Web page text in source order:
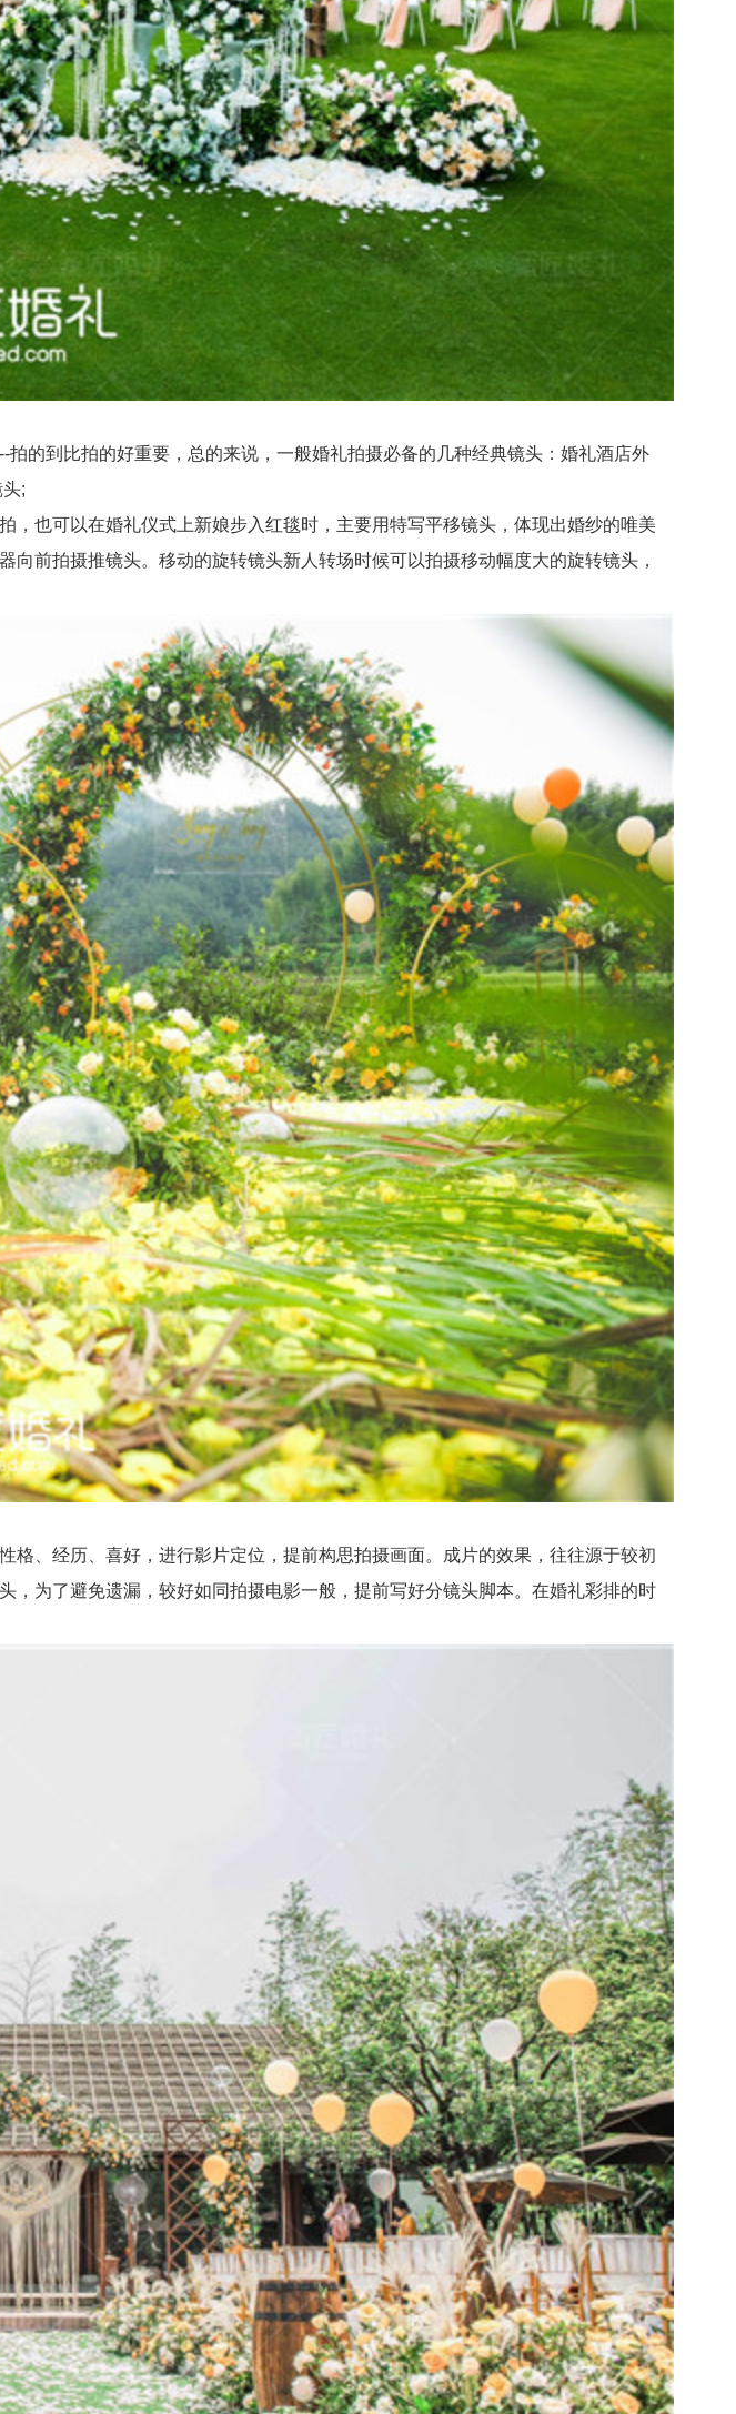
到比拍的好重要，总的来说，一般婚礼拍摄必备的几种经典镜头：婚礼酒店外
;
也可以在婚礼仪式上新娘步入红毯时，主要用特写平移镜头，体现出婚纱的唯美
前拍摄推镜头。移动的旋转镜头新人转场时候可以拍摄移动幅度大的旋转镜头，
、经历、喜好，进行影片定位，提前构思拍摄画面。成片的效果，往往源于较初
为了避免遗漏，较好如同拍摄电影一般，提前写好分镜头脚本。在婚礼彩排的时